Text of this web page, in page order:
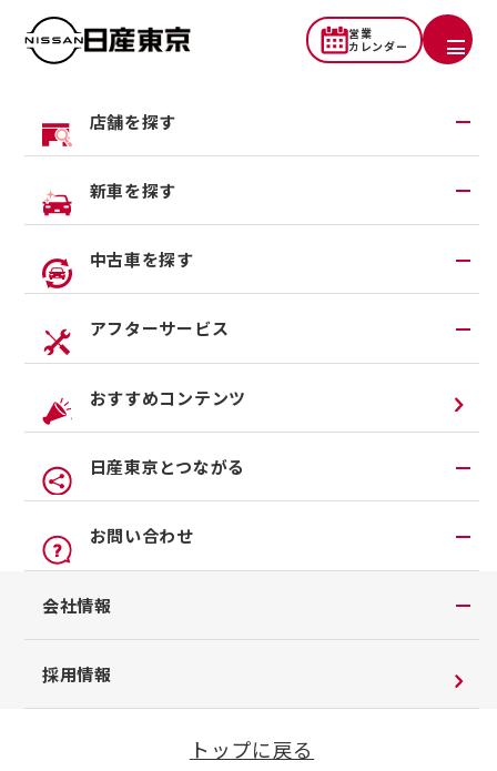
営業
カレンダー
店舗を探す
地域から探す
一覧から探す
店舗リニューアル情報
営業カレンダー
新車を探す
試乗車・展示車検索
福祉車両（ライフケアビークル）
カスタイマイズサービス
法人リースオンライン受付
オンライン相談予約
オンライン見積り
カタログ請求
日産カーライフ保険
イオンモール多摩平の森
中古車を探す
在庫車一覧
中古車ワイド保証
アフターサービス
アフターサービスTOP
メンテナンスネット予約
車検
車検立会い見積り
メンテプロパック
季節のおすすめ商品
車内空間の商品
おすすめコンテンツ
日産東京とつながる
公式LINEアカウント
店舗ブログ
公式Youtubeアカウント
お問い合わせ
お問い合わせTOP
チャットサポート
会社情報
会社情報
企業理念
お客さまよりお預かりする大切な書類について
採用情報
トップに戻る
お問い合わせ
お問い合わせメニュー
カタログ請求
ご希望のおクルマについ
て、
いただけます。
オンライン⾒積もり
いただけます。
事前にご予約いただけ
ナンスが